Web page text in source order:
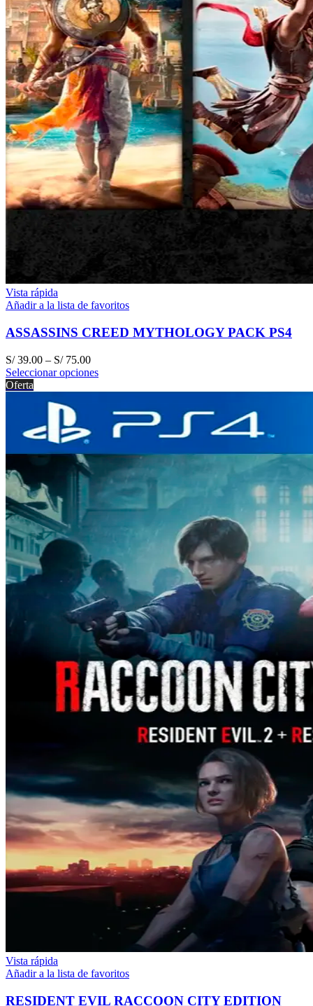
Vista rápida
Añadir a la lista de favoritos
ASSASSINS CREED MYTHOLOGY PACK PS4
S/39.00 – S/75.00
Seleccionar opciones
Oferta
Vista rápida
Añadir a la lista de favoritos
RESIDENT EVIL RACCOON CITY EDITION